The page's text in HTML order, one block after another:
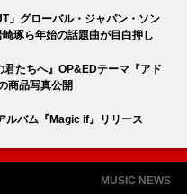
」グローバル・ジャパン・ソン
琢ら年始の話題曲が目白押し
たちへ』OP&EDテーマ『アド
商品写真公開
ルバム『Magic if』リリース
MUSIC NEWS